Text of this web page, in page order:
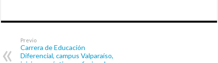
Previo
Carrera de Educación
Diferencial, campus Valparaíso,